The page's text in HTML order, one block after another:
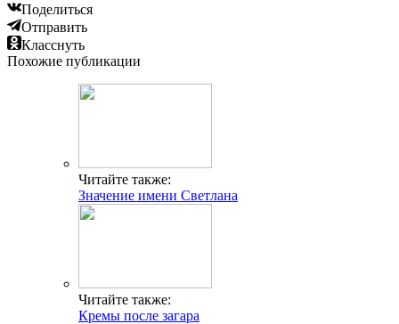
Поделиться
Отправить
Класснуть
Похожие публикации
Читайте также:
Значение имени Светлана
Читайте также:
Кремы после загара